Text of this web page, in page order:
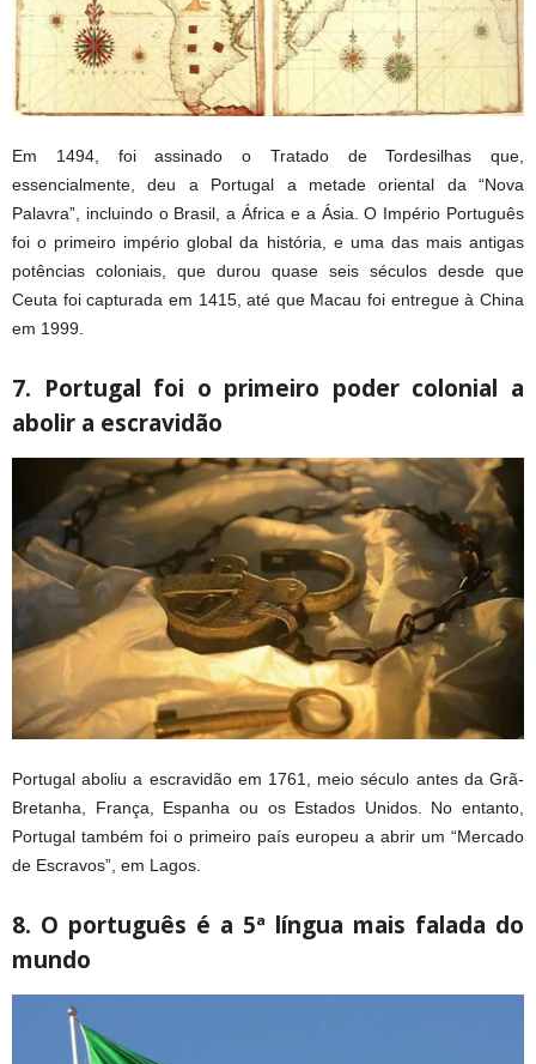
Em 1494, foi assinado o Tratado de Tordesilhas que,
essencialmente, deu a Portugal a metade oriental da “Nova
Palavra”, incluindo o Brasil, a África e a Ásia. O Império Português
foi o primeiro império global da história, e uma das mais antigas
potências coloniais, que durou quase seis séculos desde que
Ceuta foi capturada em 1415, até que Macau foi entregue à China
em 1999.
7. Portugal foi o primeiro poder colonial a
abolir a escravidão
Portugal aboliu a escravidão em 1761, meio século antes da Grã-
Bretanha, França, Espanha ou os Estados Unidos. No entanto,
Portugal também foi o primeiro país europeu a abrir um “Mercado
de Escravos”, em Lagos.
8. O português é a 5ª língua mais falada do
mundo